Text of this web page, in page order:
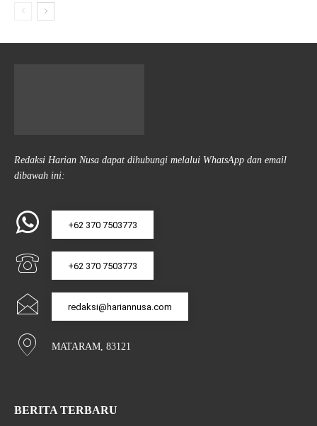
Redaksi Harian Nusa dapat dihubungi melalui WhatsApp dan email
dibawah ini:
+62 370 7503773
+62 370 7503773
redaksi@hariannusa.com
MATARAM, 83121
BERITA TERBARU